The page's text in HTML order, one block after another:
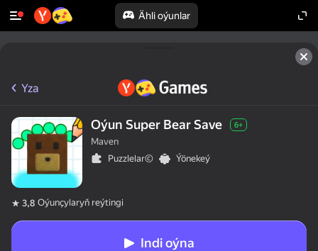
Ähli oýunlar
Yza
Oýun Super Bear Save 6+
Maven
Puzzlelar©
Ýönekeý
3,8 Oýunçylaryň reýtingi
Indi oýna